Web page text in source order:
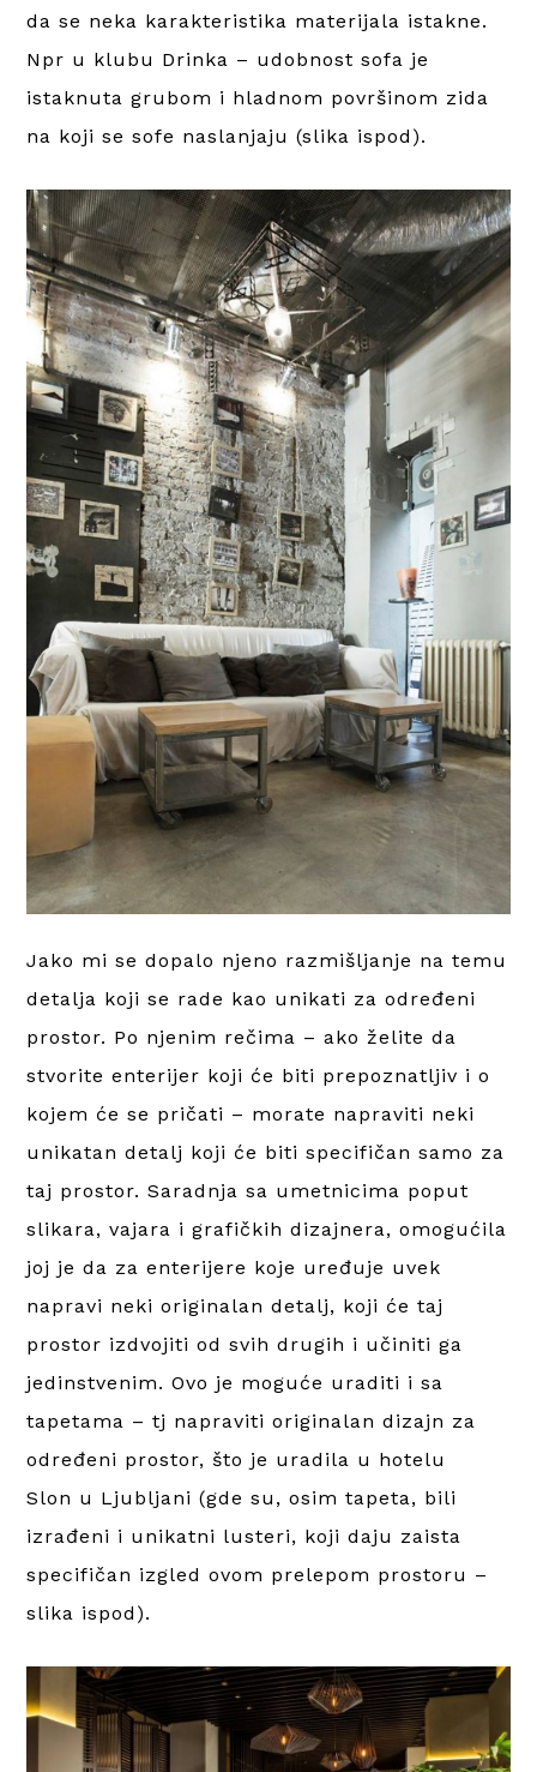
da se neka karakteristika materijala istakne.
Npr u klubu Drinka – udobnost sofa je
istaknuta grubom i hladnom površinom zida
na koji se sofe naslanjaju (slika ispod).
Jako mi se dopalo njeno razmišljanje na temu
detalja koji se rade kao unikati za određeni
prostor. Po njenim rečima – ako želite da
stvorite enterijer koji će biti prepoznatljiv i o
kojem će se pričati – morate napraviti neki
unikatan detalj koji će biti specifičan samo za
taj prostor. Saradnja sa umetnicima poput
slikara, vajara i grafičkih dizajnera, omogućila
joj je da za enterijere koje uređuje uvek
napravi neki originalan detalj, koji će taj
prostor izdvojiti od svih drugih i učiniti ga
jedinstvenim. Ovo je moguće uraditi i sa
tapetama – tj napraviti originalan dizajn za
određeni prostor, što je uradila u hotelu
Slon u Ljubljani (gde su, osim tapeta, bili
izrađeni i unikatni lusteri, koji daju zaista
specifičan izgled ovom prelepom prostoru –
slika ispod).